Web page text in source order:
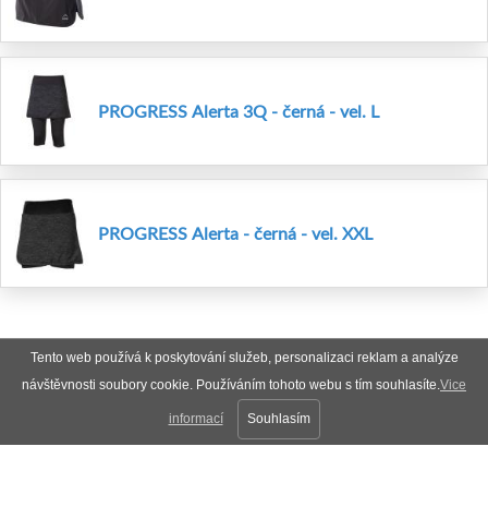
Tento web používá k poskytování služeb, personalizaci reklam a analýze
návštěvnosti soubory cookie. Používáním tohoto webu s tím souhlasíte.Vice
informací Souhlasím
PROGRESS Alerta 3Q - černá - vel. L
PROGRESS Alerta - černá - vel. XXL